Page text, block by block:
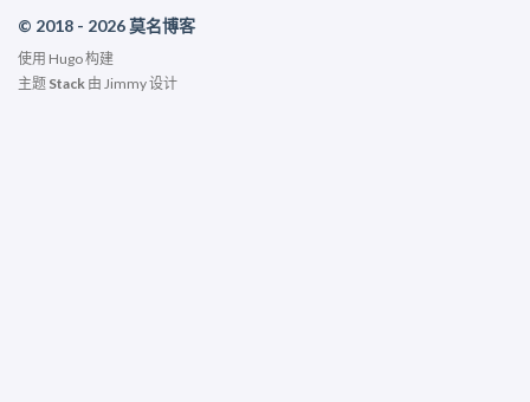
© 2018 - 2026 莫名博客
使用 Hugo构建
主题 Stack 由 Jimmy设计